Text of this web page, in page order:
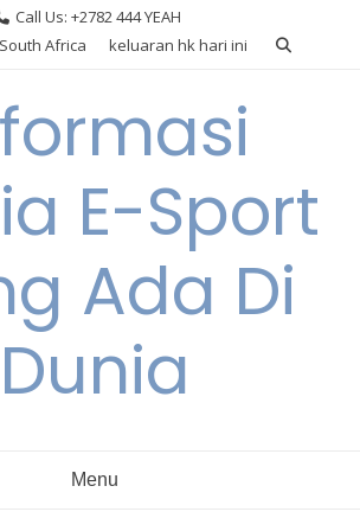
Call Us: +2782 444 YEAH
Africa
keluaran hk hari ini
E-Sport
Ada Di
Dunia
Menu